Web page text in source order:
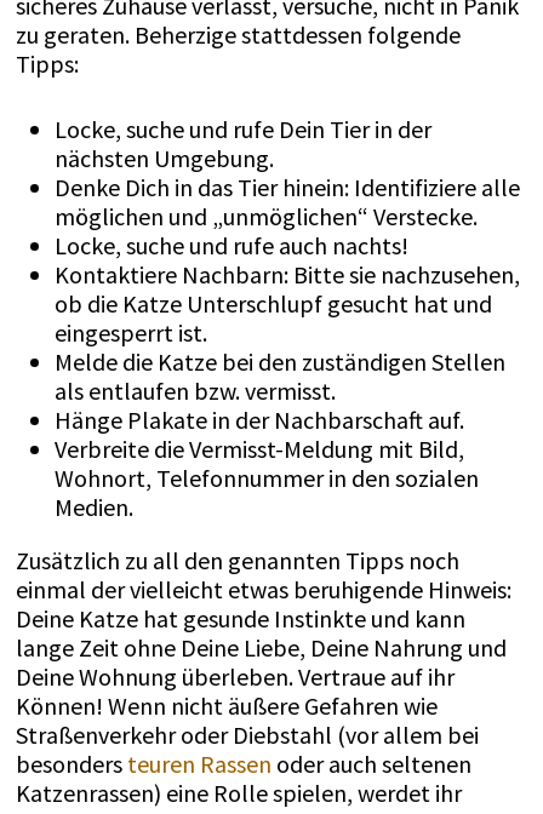
zu geraten. Beherzige stattdessen folgende
Tipps:
Locke, suche und rufe Dein Tier in der
nächsten Umgebung.
Denke Dich in das Tier hinein: Identifiziere alle
möglichen und „unmöglichen“ Verstecke.
Locke, suche und rufe auch nachts!
Kontaktiere Nachbarn: Bitte sie nachzusehen,
ob die Katze Unterschlupf gesucht hat und
eingesperrt ist.
Melde die Katze bei den zuständigen Stellen
als entlaufen bzw. vermisst.
Hänge Plakate in der Nachbarschaft auf.
Verbreite die Vermisst-Meldung mit Bild,
Wohnort, Telefonnummer in den sozialen
Medien.
Zusätzlich zu all den genannten Tipps noch
einmal der vielleicht etwas beruhigende Hinweis:
Deine Katze hat gesunde Instinkte und kann
lange Zeit ohne Deine Liebe, Deine Nahrung und
Deine Wohnung überleben. Vertraue auf ihr
Können! Wenn nicht äußere Gefahren wie
Straßenverkehr oder Diebstahl (vor allem bei
besonders teuren Rassen oder auch seltenen
Katzenrassen) eine Rolle spielen, werdet ihr